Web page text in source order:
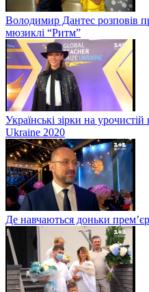
Володимир Дантес розповів
мюзиклі “Ритм”
Українські зірки на
Ukraine 2020
Де навчаються доньки